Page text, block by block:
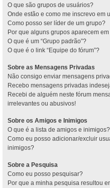
O que são grupos de usuários?
Onde estão e como me inscrevo em
Como posso ser líder de um grupo?
Por que alguns grupos aparecem
O que é um “Grupo padrão”?
O que é o link “Equipe do fórum”?
Sobre as Mensagens Privadas
Não consigo enviar mensagens
Recebo mensagens privadas
Recebi de alguém neste fórum
irrelevantes ou abusivos!
Sobre os Amigos e Inimigos
O que é a lista de amigos e inimigos?
Como eu posso adicionar/excluir
inimigos?
Sobre a Pesquisa
Como eu posso pesquisar?
Por que a minha pesquisa resultou